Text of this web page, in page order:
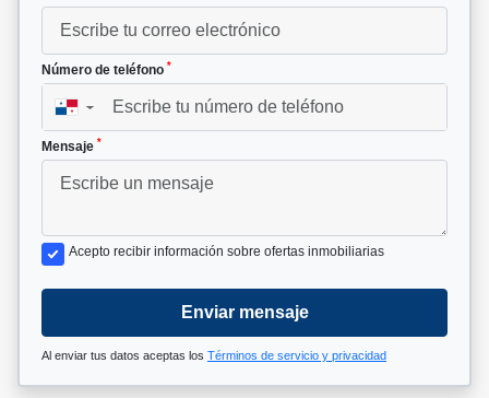
Número de teléfono *
▼
Mensaje *
Acepto recibir información sobre ofertas inmobiliarias
Enviar mensaje
Al enviar tus datos aceptas los Términos de servicio y privacidad